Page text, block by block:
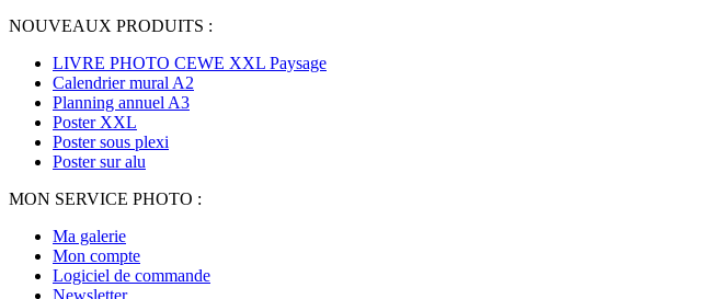
NOUVEAUX PRODUITS :
LIVRE PHOTO CEWE XXL Paysage
Calendrier mural A2
Planning annuel A3
Poster XXL
Poster sous plexi
Poster sur alu
MON SERVICE PHOTO :
Ma galerie
Mon compte
Logiciel de commande